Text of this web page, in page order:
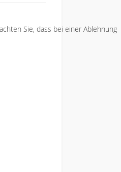
Sie, dass bei einer Ablehnung